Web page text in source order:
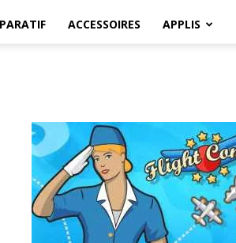
ACCESSOIRES APPLIS